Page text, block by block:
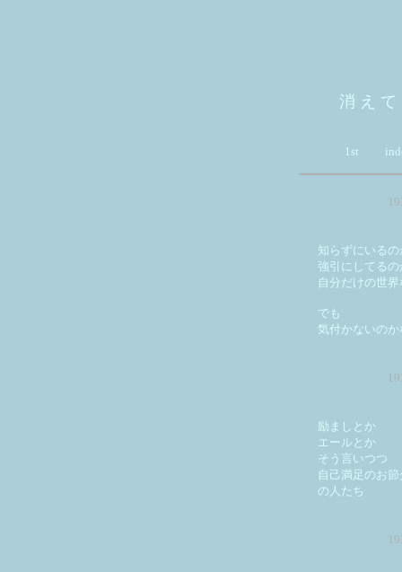
消 え て
1st
知らずにいるの
強引にしてるの
自分だけの世
でも
気付かないのか
励ましとか
エールとか
そう言いつつ
自己満足のお節
の人たち